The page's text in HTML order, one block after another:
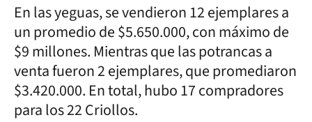
En las yeguas, se vendieron 12 ejemplares a
un promedio de $5.650.000, con máximo de
$9 millones. Mientras que las potrancas a
venta fueron 2 ejemplares, que promediaron
$3.420.000. En total, hubo 17 compradores
para los 22 Criollos.